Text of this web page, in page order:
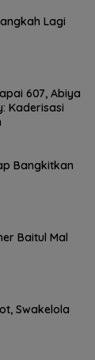
Lagi
607, Abiya
Kaderisasi
Bangkitkan
Baitul Mal
Swakelola